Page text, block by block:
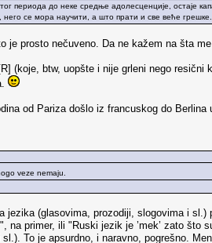
периода до неке средње адолесценције, остаје
него се мора научити, а што прати и све веће грешке.
prosto nečuveno. Da ne kažem na šta me
(koje, btw, uopšte i nije grleni nego resični
od Pariza došlo iz francuskog do Berlina
veze nemaju.
jezika (glasovima, prozodiji, slogovima i
primer, ili "Ruski jezik je ’mek’ zato što
To je apsurdno, i naravno, pogrešno.